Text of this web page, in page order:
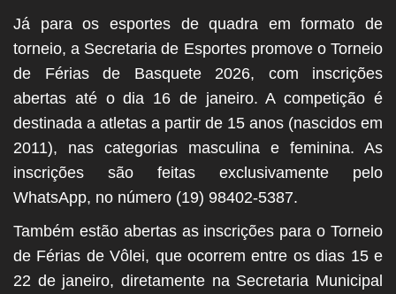
Já para os esportes de quadra em formato de
torneio, a Secretaria de Esportes promove o Torneio
de Férias de Basquete 2026, com inscrições
abertas até o dia 16 de janeiro. A competição é
destinada a atletas a partir de 15 anos (nascidos em
2011), nas categorias masculina e feminina. As
inscrições são feitas exclusivamente pelo
WhatsApp, no número (19) 98402-5387.
Também estão abertas as inscrições para o Torneio
de Férias de Vôlei, que ocorrem entre os dias 15 e
22 de janeiro, diretamente na Secretaria Municipal